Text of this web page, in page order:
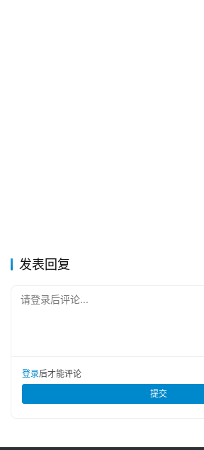
发表回复
请登录后评论...
登录后才能评论
提交